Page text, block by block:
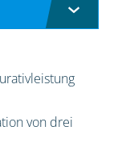
von drei